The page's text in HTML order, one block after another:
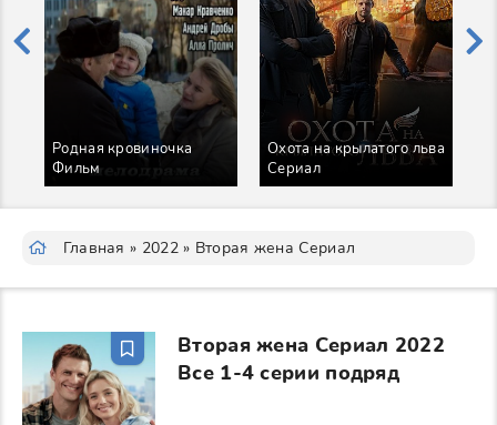
Родная кровиночка
Фильм
Охота на крылатого льва
Сериал
Главная » 2022» Вторая жена Сериал
Вторая жена Сериал 2022
Все 1-4 серии подряд